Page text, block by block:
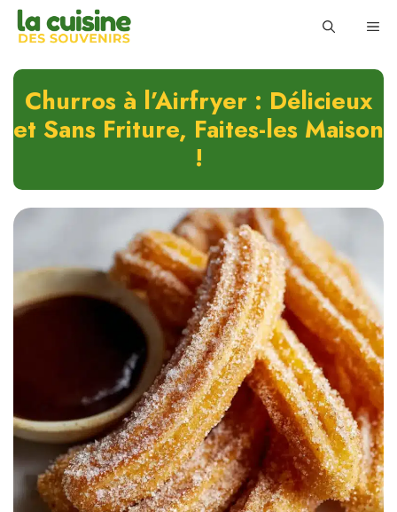
Skip
Churros à l’Airfryer : Délicieux
et Sans Friture, Faites-les Maison
!